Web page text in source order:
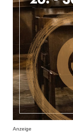
Anzeige